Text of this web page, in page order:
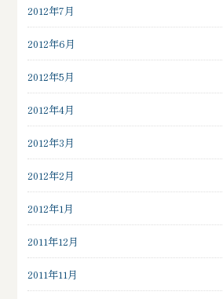
2012年7月
2012年6月
2012年5月
2012年4月
2012年3月
2012年2月
2012年1月
2011年12月
2011年11月